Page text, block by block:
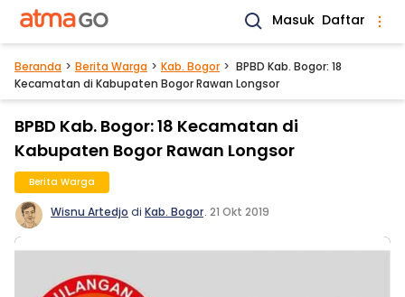
Masuk Daftar
Beranda Berita Warga Kab. Bogor
BPBD Kab. Bogor: 18
Kecamatan di Kabupaten Bogor Rawan Longsor
BPBD Kab. Bogor: 18 Kecamatan di
Kabupaten Bogor Rawan Longsor
Berita Warga
Wisnu Artedjo di Kab. Bogor. 21 Okt 2019